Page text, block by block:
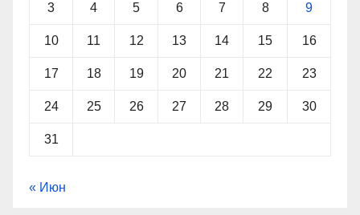
3 4 5 6 7 8 9
10 11 12 13 14 15 16
17 18 19 20 21 22 23
24 25 26 27 28 29 30
31
« Июн